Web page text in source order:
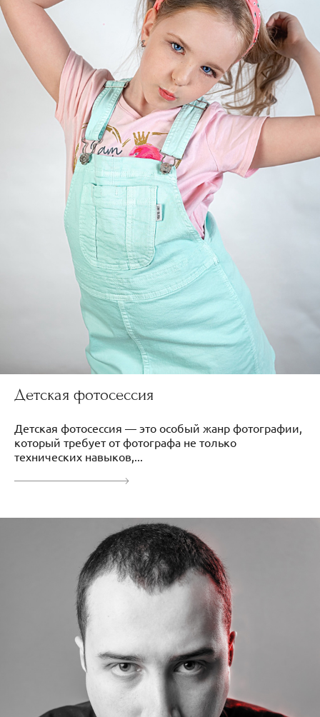
Детская фотосессия
Детская фотосессия — это особый жанр фотографии,
который требует от фотографа не только
технических навыков,...